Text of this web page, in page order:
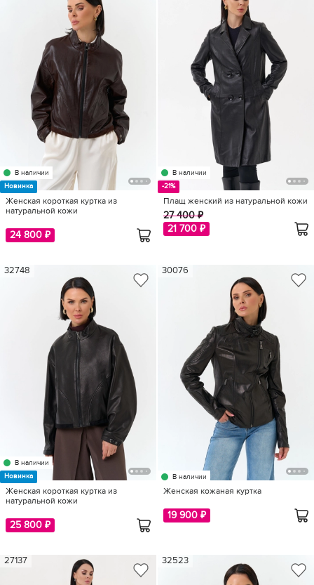
В наличии
Новинка
Женская короткая куртка из
натуральной кожи
24 800 ₽
В наличии
-21%
Плащ женский из натуральной кожи
27 400 ₽
21 700 ₽
В наличии
Новинка
32748
Женская короткая куртка из
натуральной кожи
25 800 ₽
В наличии
30076
Женская кожаная куртка
19 900 ₽
27137 32523